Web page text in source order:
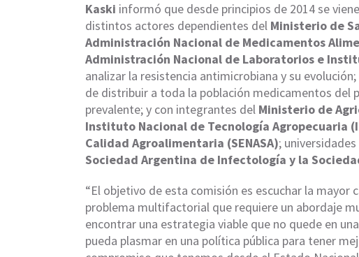
Kaski informó que desde principios de 2014 se
distintos actores dependientes del Ministerio de
Administración Nacional de Medicamentos
Administración Nacional de Laboratorios e
analizar la resistencia antimicrobiana y su evolución;
de distribuir a toda la población medicamentos del
prevalente; y con integrantes del Ministerio de
Instituto Nacional de Tecnología Agropecuaria
Calidad Agroalimentaria (SENASA);
Sociedad Argentina de Infectología y la
“El objetivo de esta comisión es escuchar la mayor
problema multifactorial que requiere un abordaje
encontrar una estrategia viable que no quede en
pueda plasmar en una política pública para tener